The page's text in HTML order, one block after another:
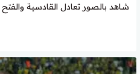
شاهد بالصور تعادل القادسية والفتح 1-1 في دوري روشن السعودي